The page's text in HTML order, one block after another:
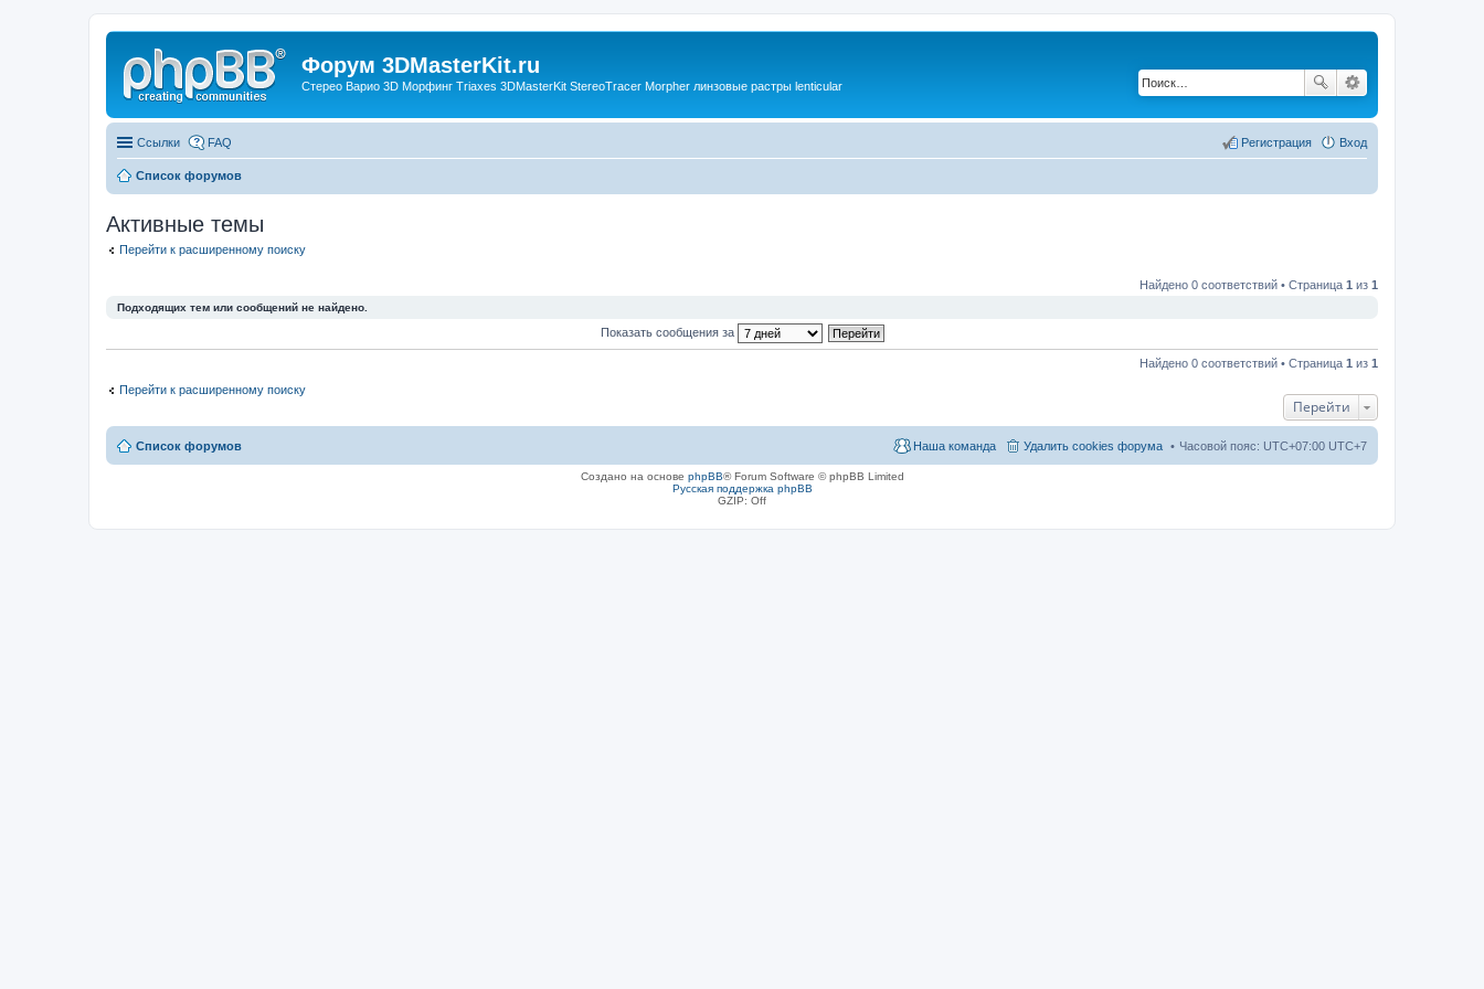
Форум 3DMasterKit.ru
Стерео Варио 3D Морфинг Triaxes 3DMasterKit StereoTracer Morpher линзовые растры lenticular
Ссылки FAQ Вход
Регистрация
Список форумов
Активные темы
Перейти к расширенному поиску
Найдено 0 соответствий • Страница 1 из 1
Подходящих тем или сообщений не найдено.
Показать сообщения за
Найдено 0 соответствий • Страница 1 из 1
Перейти к расширенному поиску
Перейти
Список форумов Часовой пояс: UTC+07:00 UTC+7
Удалить cookies форума
Наша команда
Создано на основе phpBB® Forum Software © phpBB Limited
Русская поддержка phpBB
GZIP: Off